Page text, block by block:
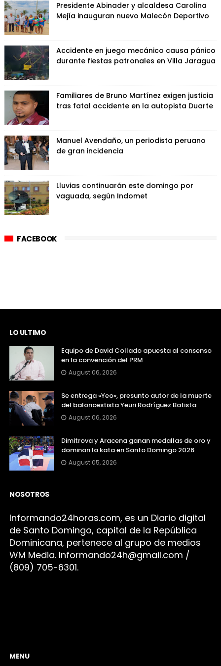
Presidente Abinader y alcaldesa Carolina
Mejía inauguran nuevo Malecón Deportivo
Accidente en juego mecánico causa pánico
durante fiestas patronales en Villa Jaragua
Familiares de Bruno Martínez exigen justicia
tras fatal accidente en la autopista Duarte
Manuel Avendaño, un periodista peruano
de gran incidencia
Lluvias continuarán este domingo por
vaguada, según Indomet
FACEBOOK
LO ULTIMO
Equipo de David Collado apuesta al consenso
en la convención del PRM
August 06, 2026
Se entrega «Yeo», presunto autor de la muerte
del baloncestista Yeuri Rodríguez Batista
August 06, 2026
Dimitrova y Aracena ganan medallas de oro y
dominan la kata en Santo Domingo 2026
August 05, 2026
NOSOTROS
Informando24horas.com, es un Diario digital
de Santo Domingo, capital de la República
Dominicana, pertenece al grupo de medios
WM Media. Informando24h@gmail.com /
(809) 705-6301.
MENU